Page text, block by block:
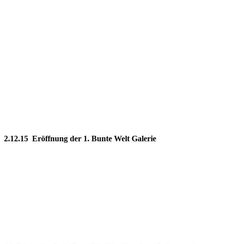
2.12.15 Eröffnung der 1. Bunte Welt Galerie